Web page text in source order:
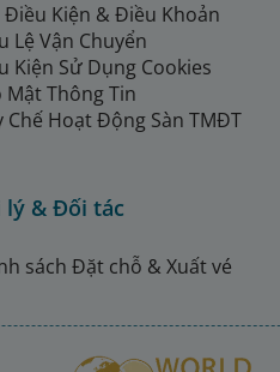
Điều Kiện & Điều Khoản
Lệ Vận Chuyển
Kiện Sử Dụng Cookies
Mật Thông Tin
Chế Hoạt Động Sàn TMĐT
lý & Đối tác
sách Đặt chỗ & Xuất vé